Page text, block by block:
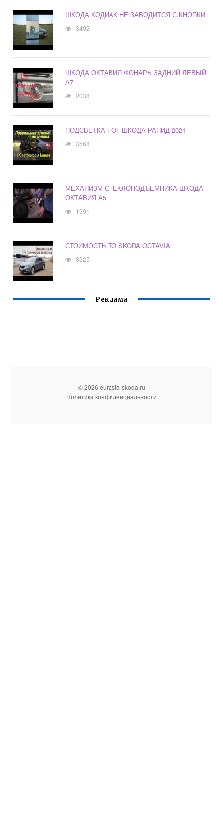
ШКОДА КОДИАК НЕ ЗАВОДИТСЯ С КНОПКИ
3402
ШКОДА ОКТАВИЯ ФОНАРЬ ЗАДНИЙ ЛЕВЫЙ
А7
2038
ПОДСВЕТКА НОГ ШКОДА РАПИД 2021
3568
МЕХАНИЗМ СТЕКЛОПОДЪЕМНИКА ШКОДА
ОКТАВИЯ А5
1991
СТОИМОСТЬ ТО SKODA OCTAVIA
8325
Реклама
© 2026 eurasia-skoda.ru
Политика конфиденциальности